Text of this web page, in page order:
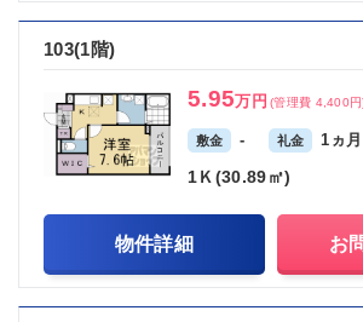
103(1階)
5.95万円 (管理費 4,400円
敷金 - 礼金 1ヵ月
1Ｋ(30.89㎡)
物件詳細 お